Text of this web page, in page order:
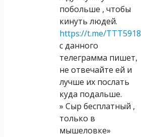
побольше , чтобы
кинуть людей.
https://t.me/TTT5918
с данного
телеграмма пишет,
не отвечайте ей и
лучше их послать
куда подальше.
» Сыр бесплатный ,
только в
мышеловке»